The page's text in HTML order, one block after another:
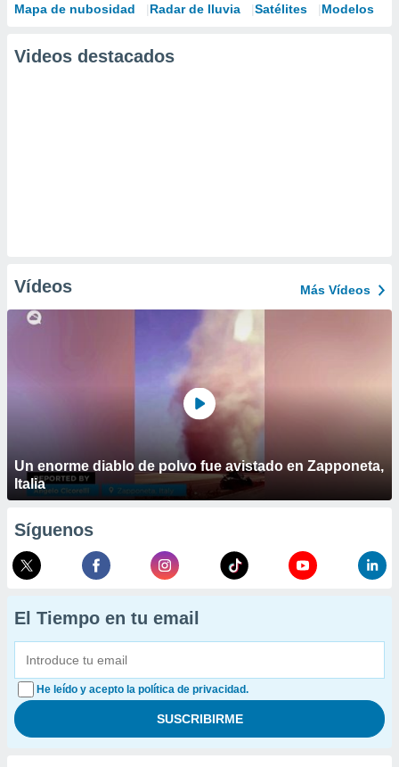
Mapa de nubosidad Radar de lluvia Satélites Modelos
Videos destacados
Vídeos Más Vídeos
Un enorme diablo de polvo fue avistado en Zapponeta,
Italia
Síguenos
El Tiempo en tu email
He leído y acepto la política de privacidad.